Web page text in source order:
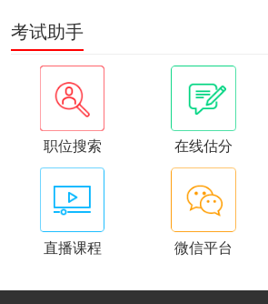
考试助手
职位搜索 在线估分
直播课程 微信平台